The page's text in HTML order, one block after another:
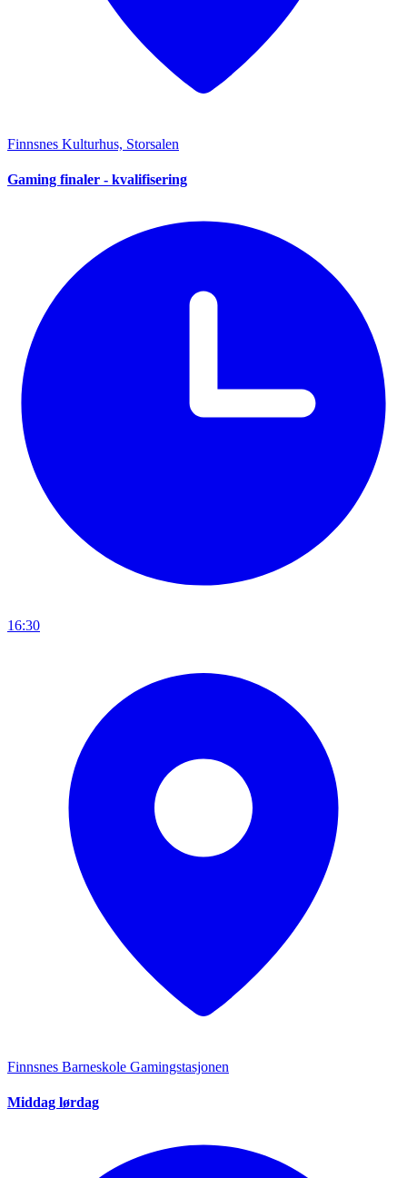
Finnsnes Kulturhus, Storsalen
Gaming finaler - kvalifisering
16:30
Finnsnes Barneskole Gamingstasjonen
Middag lørdag